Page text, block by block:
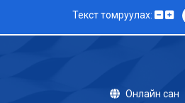
Текст томруулах:
Онлайн сан